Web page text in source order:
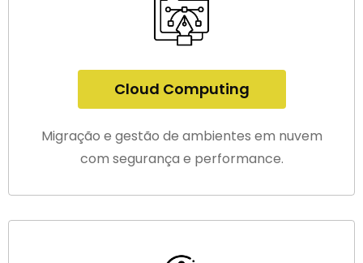
Cloud Computing
Migração e gestão de ambientes em nuvem
com segurança e performance.